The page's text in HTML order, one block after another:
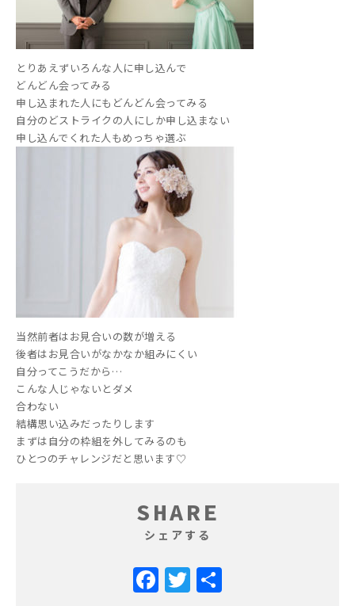
とりあえずいろんな人に申し込んで
どんどん会ってみる
申し込まれた人にもどんどん会ってみる
自分のどストライクの人にしか申し込まない
申し込んでくれた人もめっちゃ選ぶ
当然前者はお見合いの数が増える
後者はお見合いがなかなか組みにくい
自分ってこうだから…
こんな人じゃないとダメ
合わない
結構思い込みだったりします
まずは自分の枠組を外してみるのも
ひとつのチャレンジだと思います♡
SHARE
シェアする
Facebook
Twitter